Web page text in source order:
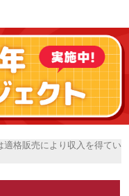
格販売により収入を得てい